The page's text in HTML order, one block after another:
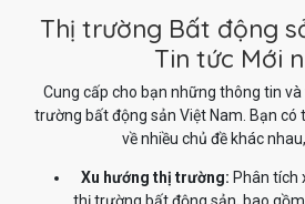
Thị trường Bất động
Tin tức Mới
Cung cấp cho bạn những thông tin
trường bất động sản Việt Nam. Bạn có
về nhiều chủ đề khác
Xu hướng thị trường: Phân tích
thị trường bất động sản, bao